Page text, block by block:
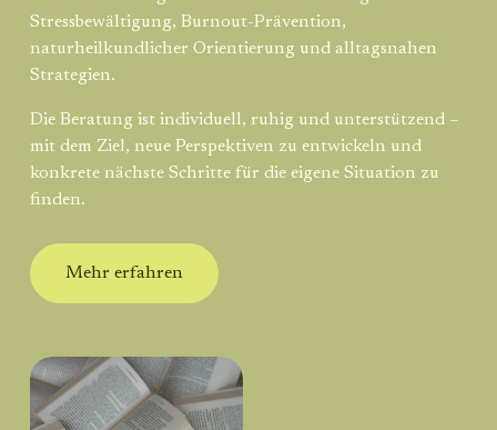
Stressbewältigung, Burnout-Prävention,
naturheilkundlicher Orientierung und alltagsnahen
Strategien.
Die Beratung ist individuell, ruhig und unterstützend –
mit dem Ziel, neue Perspektiven zu entwickeln und
konkrete nächste Schritte für die eigene Situation zu
finden.
Mehr erfahren